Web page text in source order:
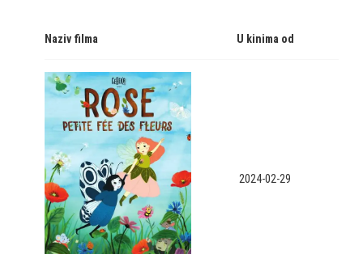
Naziv filma U kinima od
2024-02-29